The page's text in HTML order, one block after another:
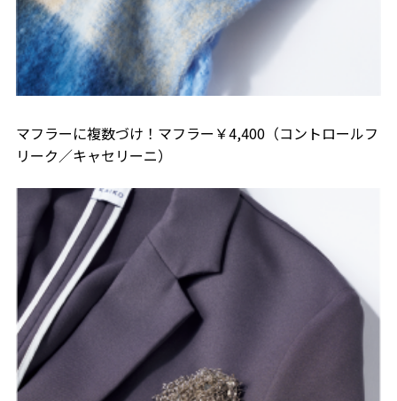
マフラーに複数づけ！マフラー￥4,400（コントロールフ
リーク／キャセリーニ）